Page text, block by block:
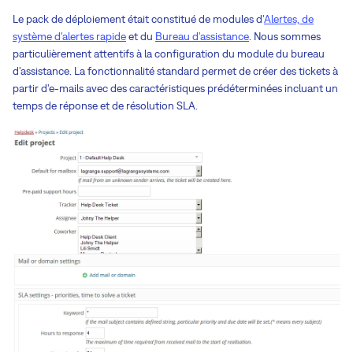
Le pack de déploiement était constitué de modules d'Alertes, de
système d'alertes rapideet du Bureau d'assistance . Nous sommes
particulièrement attentifs à la configuration du module du bureau
d'assistance. La fonctionnalité standard permet de créer des tickets à
partir d'e-mails avec des caractéristiques prédéterminées incluant un
temps de réponse et de résolution SLA.